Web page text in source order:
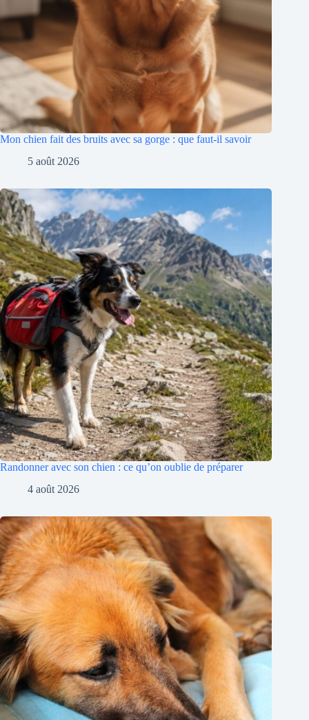
Mon chien fait des bruits avec sa gorge : que faut-il savoir
5 août 2026
Randonner avec son chien : ce qu’on oublie de préparer
4 août 2026